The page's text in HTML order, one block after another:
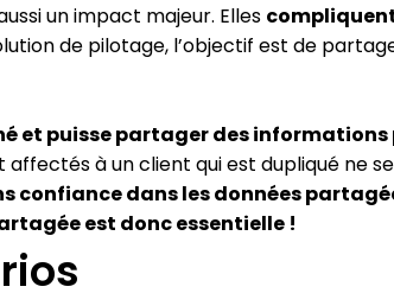
un impact majeur. Elles
de pilotage, l’objectif est de
et puisse partager des informations
à un client qui est dupliqué ne
confiance dans les données
est donc essentielle !